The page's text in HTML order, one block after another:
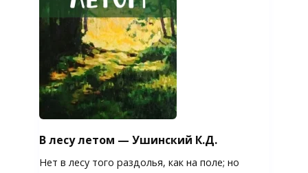
В лесу летом — Ушинский К.Д.
Нет в лесу того раздолья, как на поле; но